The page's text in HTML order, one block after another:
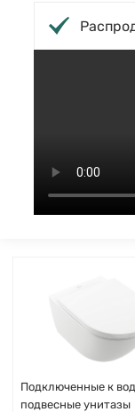
Подключенные к
подвесные унитазы